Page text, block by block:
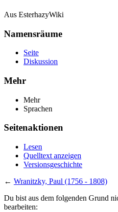
Aus EsterhazyWiki
Namensräume
Seite
Diskussion
Mehr
Mehr
Sprachen
Seitenaktionen
Lesen
Quelltext anzeigen
Versionsgeschichte
← Wranitzky, Paul (1756 - 1808)
Du bist aus dem folgenden Grund
bearbeiten: